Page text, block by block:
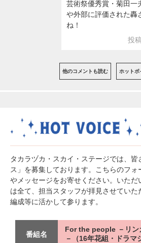
芸術祭優秀賞・菊田一
や外部に評価された轟
ね！
投
他のコメントも読む ホットボ
タカラヅカ・スカイ・ステージでは、皆
ス」を募集しております。こちらのフ
やメッセージをお寄せください。いただ
は全て、担当スタッフが拝見させてい
編成等に活かして参ります。
番組名
For the people －リン
－（16年花組・ドラマ